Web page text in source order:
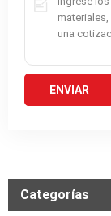
Categorías